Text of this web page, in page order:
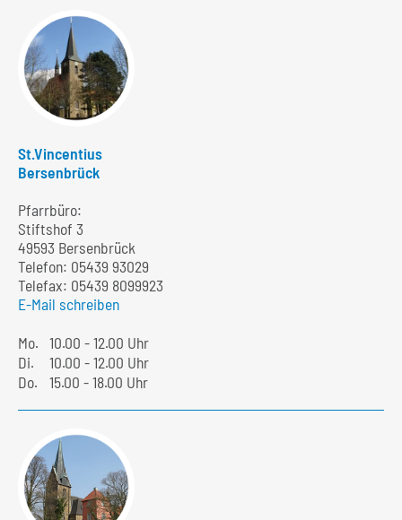
St.Vincentius
Bersenbrück
Pfarrbüro:
Stiftshof 3
49593 Bersenbrück
Telefon: 05439 93029
Telefax: 05439 8099923
E-Mail schreiben
Mo. 10.00 - 12.00 Uhr
Di.
10.00 - 12.00 Uhr
Do.
15.00 - 18.00 Uhr